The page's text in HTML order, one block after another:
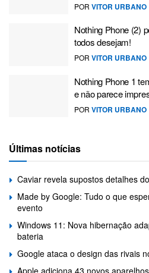
POR VITOR URBANO
Nothing Phone (2)
todos desejam!
POR VITOR URBANO
Nothing Phone 1
e não parece
POR VITOR URBANO
Últimas notícias
Caviar revela supostos detalhes
Made by Google: Tudo o que
evento
Windows 11: Nova hibernação
bateria
Google ataca o design das rivais
Apple adiciona 43 novos